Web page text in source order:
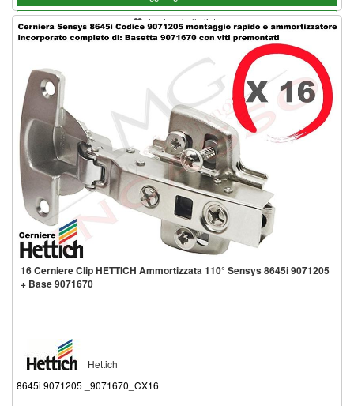
Aggiungi alla lista
16 Cerniere Clip HETTICH Ammortizzata 110° Sensys 8645i 9071205
+ Base 9071670
Hettich
8645i 9071205 _9071670_CX16